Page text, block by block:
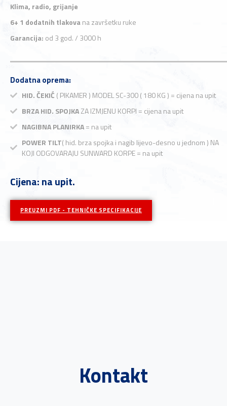
Klima, radio, grijanje
6+ 1 dodatnih tlakovana završetku ruke
Garancija: od 3 god. / 3000 h
Dodatna oprema:
HID. ČEKIĆ ( PIKAMER ) MODEL SC-300 ( 180 KG ) = cijena na upit
BRZA HID. SPOJKAZA IZMJENU KORPI = cijena na upit
NAGIBNA PLANIRKA= na upit
POWER TILT( hid. brza spojka i nagib lijevo-desno u jednom ) NA
KOJI ODGOVARAJU SUNWARD KORPE = na upit
Cijena: na upit.
PREUZMI PDF - TEHNIČKE SPECIFIKACIJE
Kontakt